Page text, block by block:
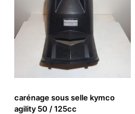
carénage sous selle kymco
agility 50 / 125cc